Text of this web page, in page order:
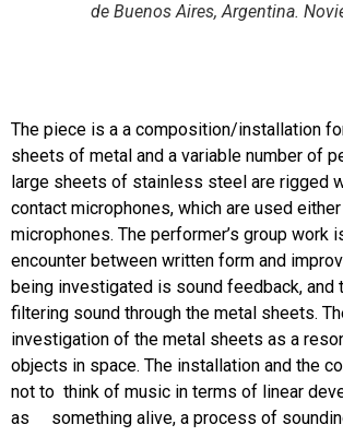
de Buenos Aires, Argentina.
The piece is a a composition/installation
sheets of metal and a variable number of
large sheets of stainless steel are rigged
contact microphones, which are used
microphones. The performer’s group work
encounter between written form and
being investigated is sound feedback,
filtering sound through the metal sheets.
investigation of the metal sheets as a
objects in space. The installation and the
not to think of music in terms of linear
as something alive, a process of